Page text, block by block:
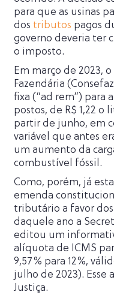
para que as usinas
dos tributos pagos
governo deveria ter
o imposto.
Em março de 2023,
Fazendária
fixa (“ad rem”) para
postos, de R$ 1,22 o
partir de junho, em
variável que antes
um aumento da
combustível fóssil.
Como, porém, já
emenda
tributário a favor
daquele ano a
editou um
alíquota de ICMS
9,57% para 12%,
julho de 2023).
Justiça.